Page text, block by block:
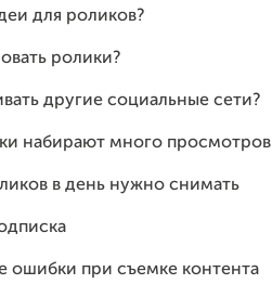
для роликов?
ролики?
другие социальные сети?
набирают много просмотров
в день нужно снимать
ошибки при съемке контента